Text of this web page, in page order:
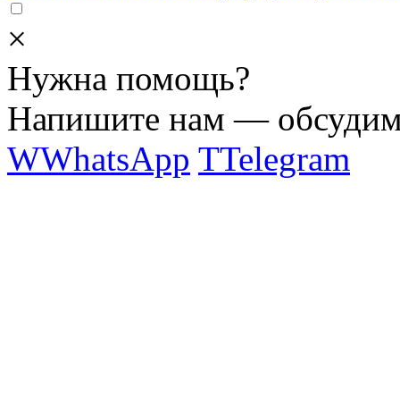
×
Нужна помощь?
Напишите нам —
WWhatsApp TTelegram